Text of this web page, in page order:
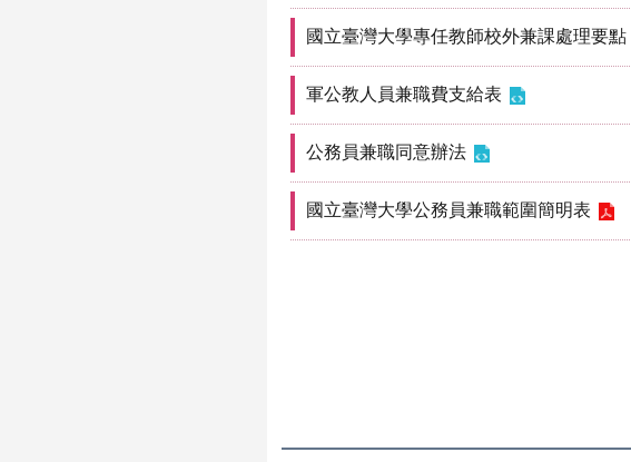
國立臺灣大學專任教師校外兼課處理要點
軍公教人員兼職費支給表
公務員兼職同意辦法
國立臺灣大學公務員兼職範圍簡明表